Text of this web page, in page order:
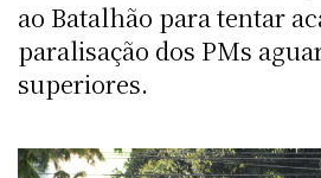
ao Batalhão para tentar
paralisação dos PMs
superiores.